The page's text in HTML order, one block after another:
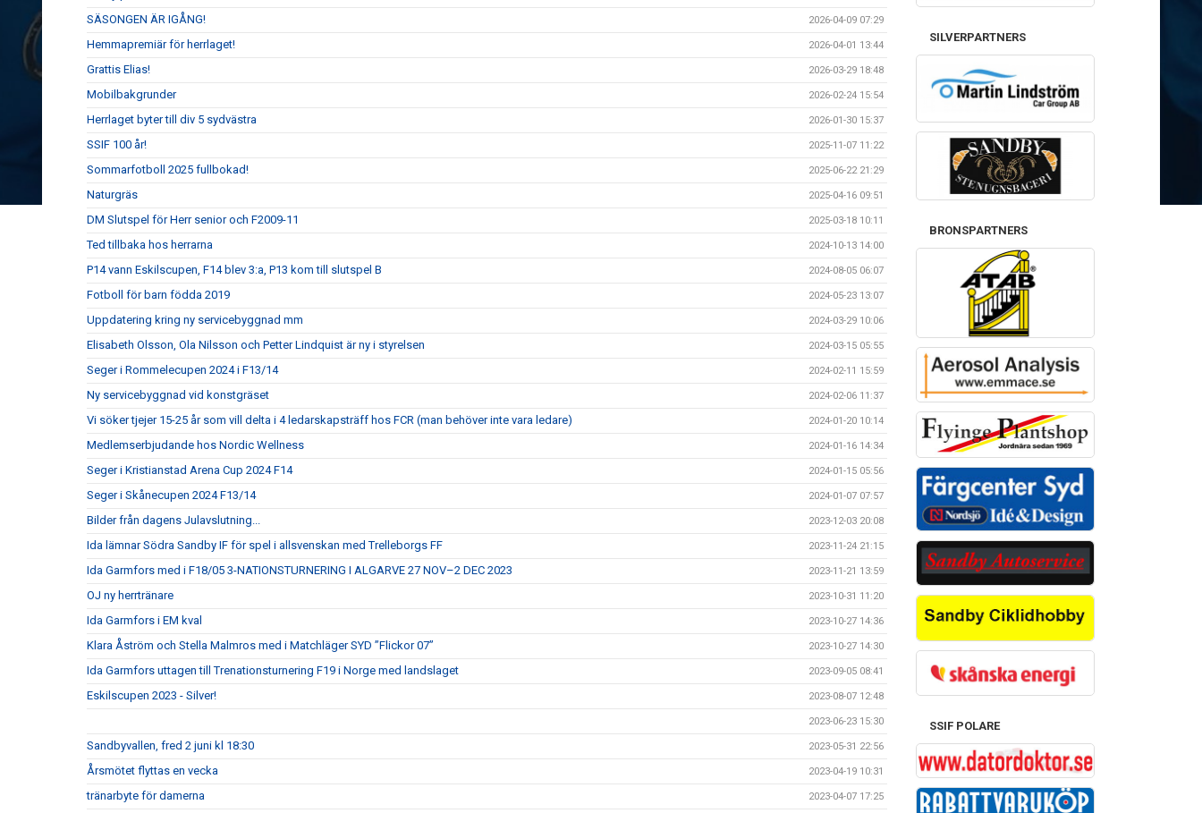
SÄSONGEN ÄR IGÅNG! 2026-04-09 07:29
Hemmapremiär för herrlaget! 2026-04-01 13:44
Grattis Elias! 2026-03-29 18:48
Mobilbakgrunder 2026-02-24 15:54
Herrlaget byter till div 5 sydvästra 2026-01-30 15:37
SSIF 100 år! 2025-11-07 11:22
Sommarfotboll 2025 fullbokad! 2025-06-22 21:29
Naturgräs 2025-04-16 09:51
DM Slutspel för Herr senior och F2009-11 2025-03-18 10:11
Ted tillbaka hos herrarna 2024-10-13 14:00
P14 vann Eskilscupen, F14 blev 3:a, P13 kom till slutspel B 2024-08-05 06:07
Fotboll för barn födda 2019 2024-05-23 13:07
Uppdatering kring ny servicebyggnad mm 2024-03-29 10:06
Elisabeth Olsson, Ola Nilsson och Petter Lindquist är ny i styrelsen 2024-03-15 05:55
Seger i Rommelecupen 2024 i F13/14 2024-02-11 15:59
Ny servicebyggnad vid konstgräset 2024-02-06 11:37
Vi söker tjejer 15-25 år som vill delta i 4 ledarskapsträff hos FCR (man behöver inte vara ledare) 2024-01-20 10:14
Medlemserbjudande hos Nordic Wellness 2024-01-16 14:34
Seger i Kristianstad Arena Cup 2024 F14 2024-01-15 05:56
Seger i Skånecupen 2024 F13/14 2024-01-07 07:57
Bilder från dagens Julavslutning... 2023-12-03 20:08
Ida lämnar Södra Sandby IF för spel i allsvenskan med Trelleborgs FF 2023-11-24 21:15
Ida Garmfors med i F18/05 3-NATIONSTURNERING I ALGARVE 27 NOV–2 DEC 2023 2023-11-21 13:59
OJ ny herrtränare 2023-10-31 11:20
Ida Garmfors i EM kval 2023-10-27 14:36
Klara Åström och Stella Malmros med i Matchläger SYD ”Flickor 07” 2023-10-27 14:30
Ida Garmfors uttagen till Trenationsturnering F19 i Norge med landslaget 2023-09-05 08:41
Eskilscupen 2023 - Silver! 2023-08-07 12:48
2023-06-23 15:30
Sandbyvallen, fred 2 juni kl 18:30 2023-05-31 22:56
Årsmötet flyttas en vecka 2023-04-19 10:31
tränarbyte för damerna 2023-04-07 17:25
SILVERPARTNERS
BRONSPARTNERS
SSIF POLARE